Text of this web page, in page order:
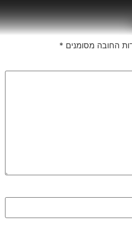
החובה מסומנים *